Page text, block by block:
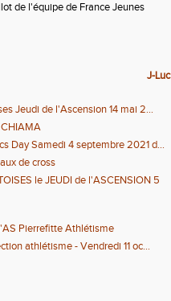
de l'équipe de France Jeunes
J-Luc
Jeudi de l'Ascension 14 mai 2...
Day Samedi 4 septembre 2021 d...
de cross
le JEUDI de l'ASCENSION 5
Pierrefitte Athlétisme
athlétisme - Vendredi 11 oc...